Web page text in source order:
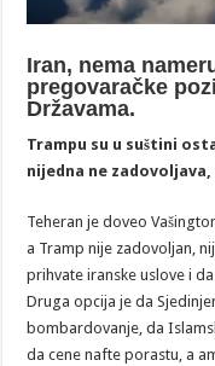
Iran, nema
pregovaračke
Državama.
Trampu su u suštini
nijedna ne
Teheran je doveo
a Tramp nije zadovoljan,
prihvate iranske uslove i
Druga opcija je da
bombardovanje, da
da cene nafte porastu, a